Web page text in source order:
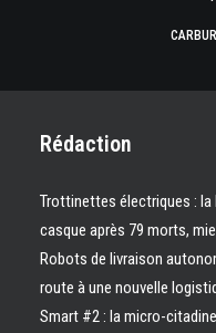
Rédaction
Trottinettes électriques :
casque après 79 morts,
Robots de livraison
route à une nouvelle
Smart #2 : la micro-